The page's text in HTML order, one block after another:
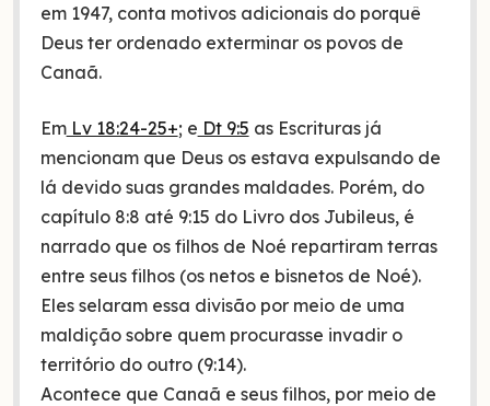
em 1947, conta motivos adicionais do porquê
Deus ter ordenado exterminar os povos de
Canaã.
EmLv 18:24-25+; e Dt 9:5 as Escrituras já
mencionam que Deus os estava expulsando de
lá devido suas grandes maldades. Porém, do
capítulo 8:8 até 9:15 do Livro dos Jubileus, é
narrado que os filhos de Noé repartiram terras
entre seus filhos (os netos e bisnetos de Noé).
Eles selaram essa divisão por meio de uma
maldição sobre quem procurasse invadir o
território do outro (9:14).
Acontece que Canaã e seus filhos, por meio de